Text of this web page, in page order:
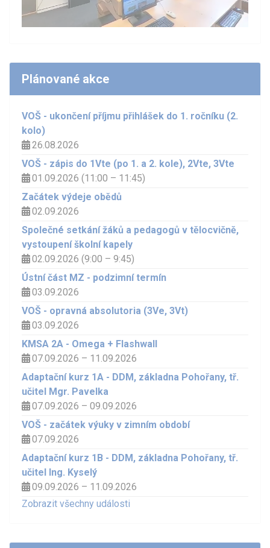
Plánované akce
VOŠ - ukončení příjmu přihlášek do 1. ročníku (2.
kolo)
26.08.2026
VOŠ - zápis do 1Vte (po 1. a 2. kole), 2Vte, 3Vte
01.09.2026 (11:00 – 11:45)
Začátek výdeje obědů
02.09.2026
Společné setkání žáků a pedagogů v tělocvičně,
vystoupení školní kapely
02.09.2026 (9:00 – 9:45)
Ústní část MZ - podzimní termín
03.09.2026
VOŠ - opravná absolutoria (3Ve, 3Vt)
03.09.2026
KMSA 2A - Omega + Flashwall
07.09.2026 – 11.09.2026
Adaptační kurz 1A - DDM, základna Pohořany, tř.
učitel Mgr. Pavelka
07.09.2026 – 09.09.2026
VOŠ - začátek výuky v zimním období
07.09.2026
Adaptační kurz 1B - DDM, základna Pohořany, tř.
učitel Ing. Kyselý
09.09.2026 – 11.09.2026
Zobrazit všechny události